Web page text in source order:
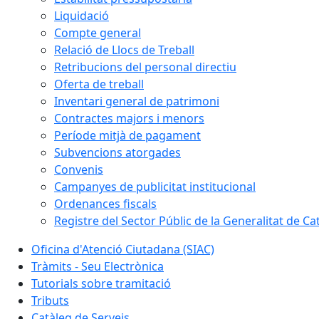
Liquidació
Compte general
Relació de Llocs de Treball
Retribucions del personal directiu
Oferta de treball
Inventari general de patrimoni
Contractes majors i menors
Període mitjà de pagament
Subvencions atorgades
Convenis
Campanyes de publicitat institucional
Ordenances fiscals
Registre del Sector Públic de la Generalitat de
Oficina d'Atenció Ciutadana (SIAC)
Tràmits - Seu Electrònica
Tutorials sobre tramitació
Tributs